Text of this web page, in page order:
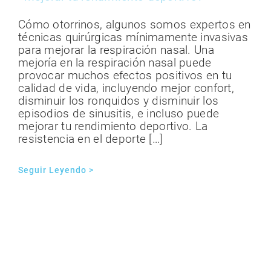
Cómo otorrinos, algunos somos expertos en
técnicas quirúrgicas mínimamente invasivas
para mejorar la respiración nasal. Una
mejoría en la respiración nasal puede
provocar muchos efectos positivos en tu
calidad de vida, incluyendo mejor confort,
disminuir los ronquidos y disminuir los
episodios de sinusitis, e incluso puede
mejorar tu rendimiento deportivo. La
resistencia en el deporte […]
Seguir Leyendo >